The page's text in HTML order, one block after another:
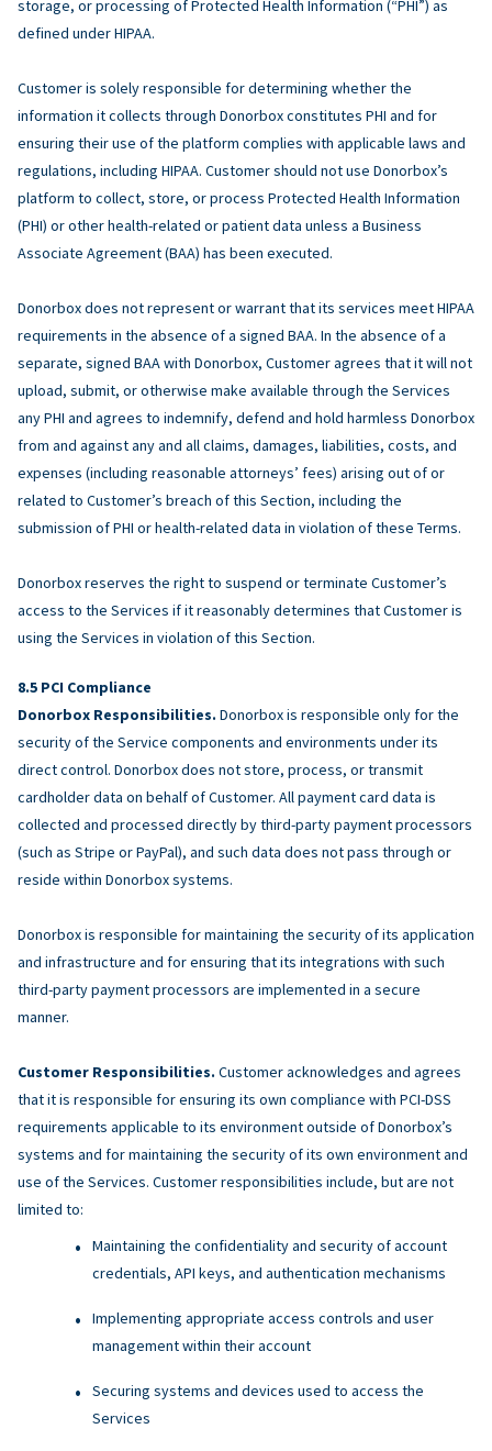
storage, or processing of Protected Health Information (“PHI”) as
defined under HIPAA.
Customer is solely responsible for determining whether the
information it collects through Donorbox constitutes PHI and for
ensuring their use of the platform complies with applicable laws and
regulations, including HIPAA. Customer should not use Donorbox’s
platform to collect, store, or process Protected Health Information
(PHI) or other health-related or patient data unless a Business
Associate Agreement (BAA) has been executed.
Donorbox does not represent or warrant that its services meet HIPAA
requirements in the absence of a signed BAA. In the absence of a
separate, signed BAA with Donorbox, Customer agrees that it will not
upload, submit, or otherwise make available through the Services
any PHI and agrees to indemnify, defend and hold harmless Donorbox
from and against any and all claims, damages, liabilities, costs, and
expenses (including reasonable attorneys’ fees) arising out of or
related to Customer’s breach of this Section, including the
submission of PHI or health-related data in violation of these Terms.
Donorbox reserves the right to suspend or terminate Customer’s
access to the Services if it reasonably determines that Customer is
using the Services in violation of this Section.
PCI Compliance
Donorbox Responsibilities. Donorbox is responsible only for the
security of the Service components and environments under its
direct control. Donorbox does not store, process, or transmit
cardholder data on behalf of Customer. All payment card data is
collected and processed directly by third-party payment processors
(such as Stripe or PayPal), and such data does not pass through or
reside within Donorbox systems.
Donorbox is responsible for maintaining the security of its application
and infrastructure and for ensuring that its integrations with such
third-party payment processors are implemented in a secure
manner.
Customer Responsibilities. Customer acknowledges and agrees
that it is responsible for ensuring its own compliance with PCI-DSS
requirements applicable to its environment outside of Donorbox’s
systems and for maintaining the security of its own environment and
use of the Services. Customer responsibilities include, but are not
limited to:
Maintaining the confidentiality and security of account
credentials, API keys, and authentication mechanisms
Implementing appropriate access controls and user
management within their account
Securing systems and devices used to access the
Services